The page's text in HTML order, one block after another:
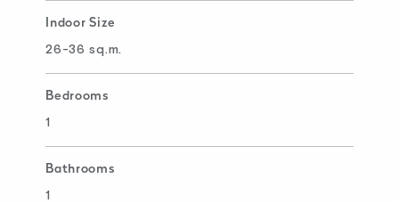
Indoor Size
26-36 sq.m.
Bedrooms
1
Bathrooms
1